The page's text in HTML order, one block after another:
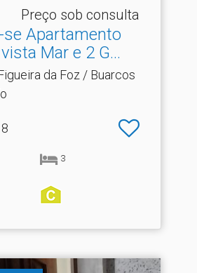
Preço sob consulta
se Apartamento
Mar e 2 G.​..
da Foz / Buarcos
3